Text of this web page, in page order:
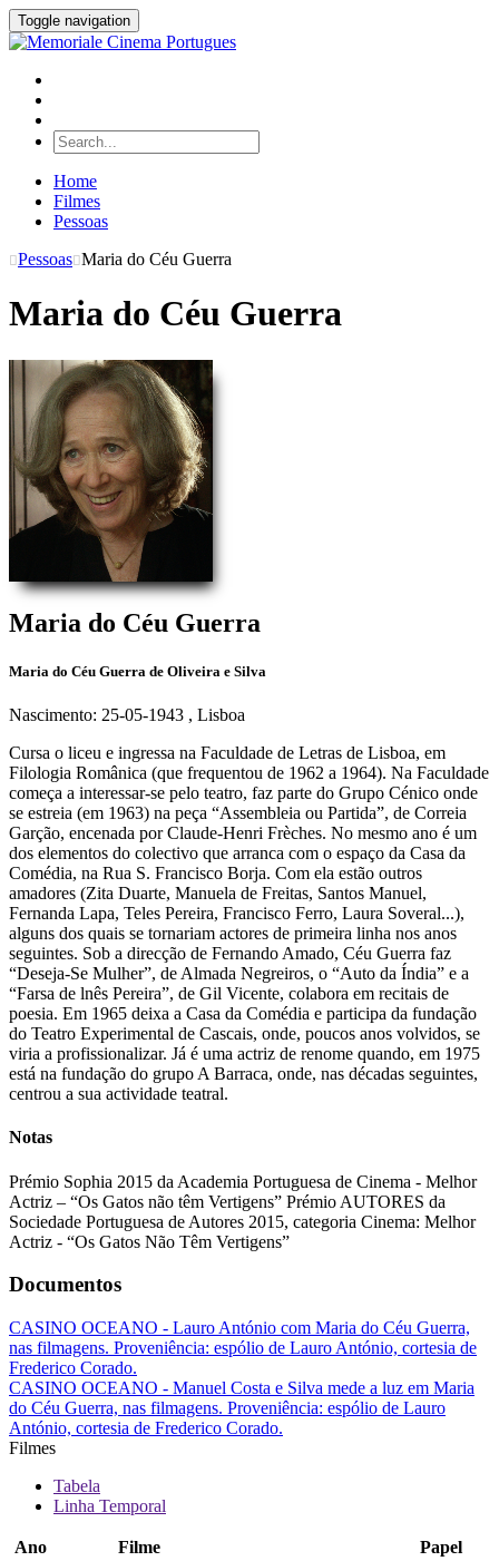
Toggle navigation
Home
Filmes
Pessoas
Pessoas Maria do Céu Guerra
Maria do Céu Guerra
Maria do Céu Guerra
Maria do Céu Guerra de Oliveira e Silva
Nascimento: 25-05-1943 , Lisboa
Cursa o liceu e ingressa na Faculdade de Letras de Lisboa, em
Filologia Românica (que frequentou de 1962 a 1964). Na Faculdade
começa a interessar-se pelo teatro, faz parte do Grupo Cénico onde
se estreia (em 1963) na peça “Assembleia ou Partida”, de Correia
Garção, encenada por Claude-Henri Frèches. No mesmo ano é um
dos elementos do colectivo que arranca com o espaço da Casa da
Comédia, na Rua S. Francisco Borja. Com ela estão outros
amadores (Zita Duarte, Manuela de Freitas, Santos Manuel,
Fernanda Lapa, Teles Pereira, Francisco Ferro, Laura Soveral...),
alguns dos quais se tornariam actores de primeira linha nos anos
seguintes. Sob a direcção de Fernando Amado, Céu Guerra faz
“Deseja-Se Mulher”, de Almada Negreiros, o “Auto da Índia” e a
“Farsa de lnês Pereira”, de Gil Vicente, colabora em recitais de
poesia. Em 1965 deixa a Casa da Comédia e participa da fundação
do Teatro Experimental de Cascais, onde, poucos anos volvidos, se
viria a profissionalizar. Já é uma actriz de renome quando, em 1975
está na fundação do grupo A Barraca, onde, nas décadas seguintes,
centrou a sua actividade teatral.
Notas
Prémio Sophia 2015 da Academia Portuguesa de Cinema - Melhor
Actriz – “Os Gatos não têm Vertigens” Prémio AUTORES da
Sociedade Portuguesa de Autores 2015, categoria Cinema: Melhor
Actriz - “Os Gatos Não Têm Vertigens”
Documentos
CASINO OCEANO - Lauro António com Maria do Céu Guerra,
nas filmagens. Proveniência: espólio de Lauro António, cortesia de
Frederico Corado.
CASINO OCEANO - Manuel Costa e Silva mede a luz em Maria
do Céu Guerra, nas filmagens. Proveniência: espólio de Lauro
António, cortesia de Frederico Corado.
Filmes
Tabela
Linha Temporal
Ano Filme
Papel